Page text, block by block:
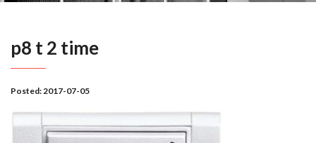
p8 t 2 time
Posted:2017-07-05